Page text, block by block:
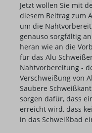
Jetzt wollen Sie mit
diesem Beitrag zum
um die
genauso sorgfältig
heran wie an die
für das Alu
Nahtvorbereitung -
Verschweißung von
Saubere
sorgen dafür, dass
erreicht wird, dass
in das Schweißbad